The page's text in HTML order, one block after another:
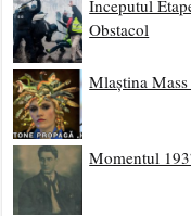
Începutul
Obstacol
Mlaștina
Momentul